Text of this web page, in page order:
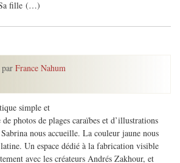
fille (…)
par France Nahum
simple et
photos de plages caraïbes et d’illustrations
nous accueille. La couleur jaune nous
Un espace dédié à la fabrication visible
avec les créateurs Andrés Zakhour, et